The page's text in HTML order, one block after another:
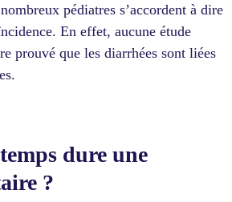
pédiatres s’accordent à dire
En effet, aucune étude
prouvé que les diarrhées sont liées
dure une
?